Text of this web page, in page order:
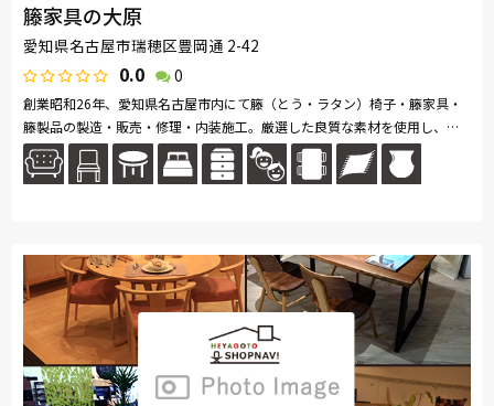
籐家具の大原
愛知県名古屋市瑞穂区豊岡通 2-42
0.0 0
創業昭和26年、愛知県名古屋市内にて籐（とう・ラタン）椅子・籐家具・
籐製品の製造・販売・修理・内装施工。厳選した良質な素材を使用し、ひ
とつひとつ真心込めてお作りいたします。籐のもつ特徴を生かし、現代の
生...続きを読む